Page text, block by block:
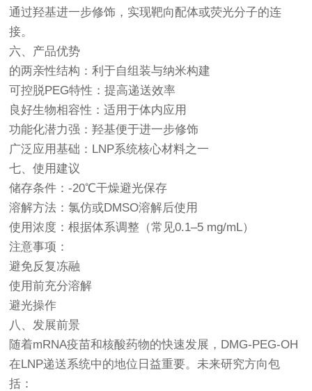
通过羟基进一步修饰，实现靶向配体或荧光分子的连
接。
六、产品优势
的两亲性结构：利于自组装与纳米构建
可控脱PEG特性：提高递送效率
良好生物相容性：适用于体内应用
功能化潜力强：羟基便于进一步修饰
广泛应用基础：LNP系统核心材料之一
七、使用建议
储存条件：-20℃干燥避光保存
溶解方法：氯仿或DMSO溶解后使用
使用浓度：根据体系调整（常见0.1–5 mg/mL）
注意事项：
避免反复冻融
使用前充分溶解
避光操作
八、发展前景
随着mRNA疫苗和核酸药物的快速发展，DMG-PEG-OH
在LNP递送系统中的地位日益重要。未来研究方向包
括：